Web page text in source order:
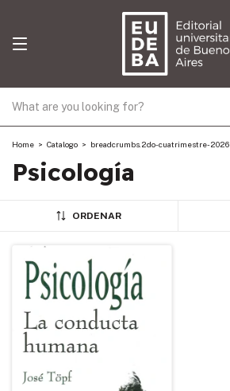
Home > Catalogo > breadcrumbs.2do-cuatrimestre-2026
Psicología
ORDENAR